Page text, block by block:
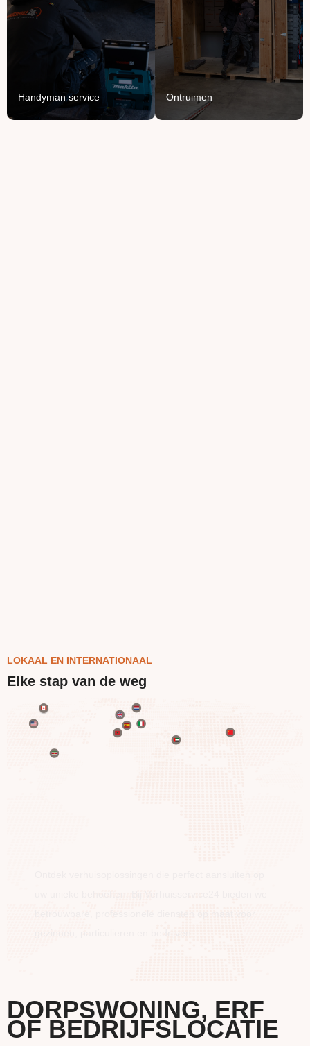
Handyman service
Voor het ophangen,
monteren en demonteren
van je spullen.
Lees Meer
Ontruimen
Opruimen of ontruimen:
van knusse flat tot groot
bedrijfspand.
Lees Meer
LOKAAL EN INTERNATIONAAL
Elke stap van de weg
DORPSWONING, ERF
OF BEDRIJFSLOCATIE